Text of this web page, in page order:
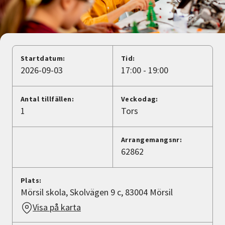
Nyheter
Avdelningar
Lyssna
Startdatum:
2026-09-03
Tid:
17:00 - 19:00
Antal tillfällen:
1
Veckodag:
Tors
Arrangemangsnr:
62862
Plats:
Mörsil skola, Skolvägen 9 c, 83004 Mörsil
Visa på karta